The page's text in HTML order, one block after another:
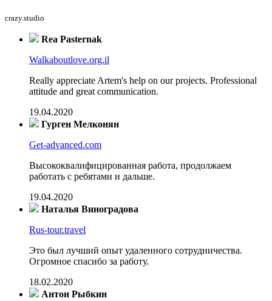
crazy.studio
Rea Pasternak
Walkaboutlove.org.il
Really appreciate Artem's help on our projects. Professional
attitude and great communication.
19.04.2020
Гурген Мелконян
Get-advanced.com
Высококвалифицированная работа, продолжаем
работать с ребятами и дальше.
19.04.2020
Наталья Виноградова
Rus-tour.travel
Это был лучший опыт удаленного сотрудничества.
Огромное спасибо за работу.
18.02.2020
Антон Рыбкин